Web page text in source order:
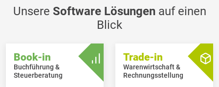
Unsere Software Lösungenauf einen
Blick
Book-in
Buchführung &
Steuerberatung
Trade-in
Warenwirtschaft &
Rechnungsstellung